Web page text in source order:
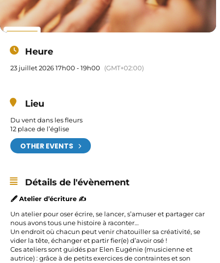
Heure
23 juillet 2026 17h00 - 19h00 (GMT+02:00)
Lieu
Du vent dans les fleurs
12 place de l’église
OTHER EVENTS
Détails de l'évènement
🖋️Atelier d’écriture ✍️
Un atelier pour oser écrire, se lancer, s’amuser et partager car
nous avons tous une histoire à raconter…
Un endroit où chacun peut venir chatouiller sa créativité, se
vider la tête, échanger et partir fier(e) d’avoir osé !
Ces ateliers sont guidés par Elen Eugénie (musicienne et
autrice) : grâce à de petits exercices de contraintes et son